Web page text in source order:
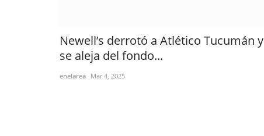
Newell’s derrotó a Atlético Tucumán y
se aleja del fondo...
enelarea Mar 4, 2025